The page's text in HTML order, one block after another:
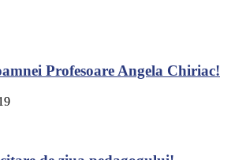
Profesoare Angela Chiriac!